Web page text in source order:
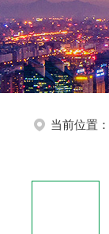
当前位置：